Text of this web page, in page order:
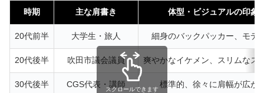
時期 主な肩書き 体型・ビジュアルの印象
20代前半 大学生・旅人 細身のバックパッカー、モデ
20代後半 吹田市議会議員 爽やかなイケメン、スリムなス
30代後半 CGS代表・講師 標準的、徐々に肩幅が広が
スクロールできます